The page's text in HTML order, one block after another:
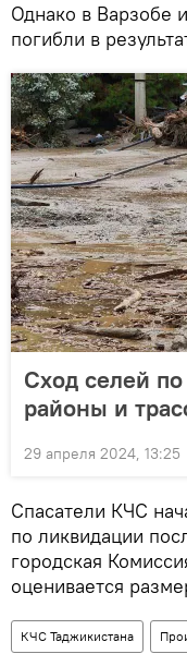
Однако в Варзобе
погибли в
Сход селей
районы и
29 апреля 2024, 13:25
Спасатели КЧС
по ликвидации
городская
оценивается
КЧС Таджикистана